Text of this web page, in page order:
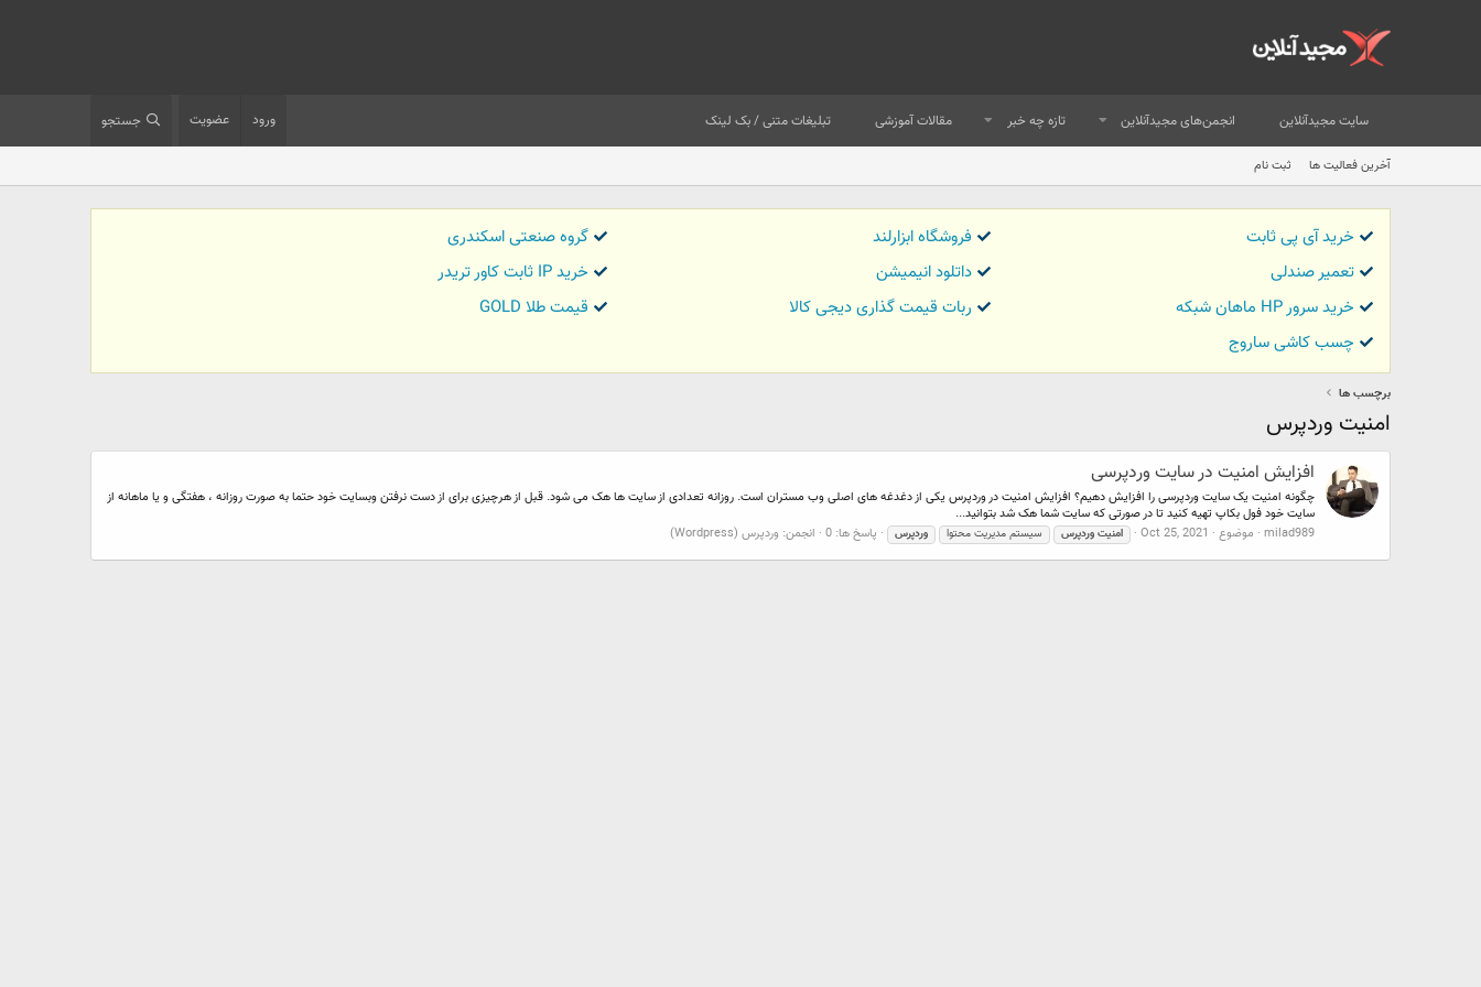
سایت مجیدآنلاین انجمن‌های مجیدآنلاین تازه چه خبر مقالات آموزشی تبلیغات متنی / بک لینک ورود عضویت جستجو
آخرین فعالیت ها ثبت نام
خرید آی پی ثابت فروشگاه ابزارلند
گروه صنعتی اسکندری
تعمیر صندلی
داتلود انیمیشن
خرید IP ثابت کاور تریدر
خرید سرور HP ماهان شبکه
ربات قیمت گذاری دیجی کالا
قیمت طلا GOLD
چسب کاشی ساروج
برچسب ها
امنیت وردپرس
افزایش امنیت در سایت وردپرسی
چگونه امنیت یک سایت وردپرسی را افزایش دهیم؟ افزایش امنیت در وردپرس یکی از دغدغه های اصلی وب مستران است. روزانه تعدادی از سایت ها هک می شود. قبل از هرچیزی برای از دست نرفتن وبسایت خود حتما به صورت روزانه ، هفتگی و یا ماهانه از
سایت خود فول بکاپ تهیه کنید تا در صورتی که سایت شما هک شد بتوانید...
milad989 موضوع Oct 25, 2021 امنیت وردپرس سیستم مدیریت محتوا وردپرس پاسخ ها: 0 انجمن: وردپرس (Wordpress)